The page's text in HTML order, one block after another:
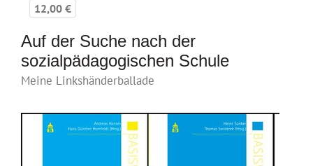
12,00 €
Auf der Suche nach der
sozialpädagogischen Schule
Meine Linkshänderballade